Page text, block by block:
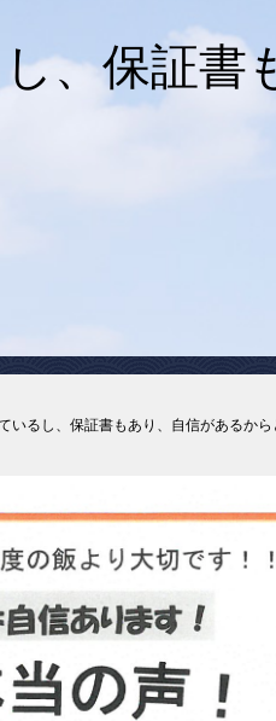
、保証書
るし、保証書もあり、自信があるから